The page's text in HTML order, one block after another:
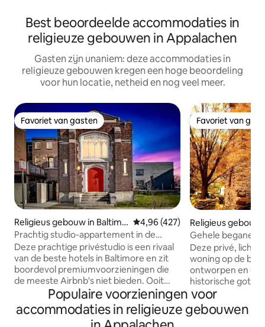
Best beoordeelde accommodaties in
religieuze gebouwen in Appalachen
Gasten zijn unaniem: deze accommodaties in
religieuze gebouwen kregen een hoge beoordeling
voor hun locatie, netheid en nog veel meer.
Favoriet van gasten
Favoriet van gasten
Religieus gebouw in Baltimo
re
Gemiddelde beoordeling van
4,96 (427)
Prachtig studio-appartement in de
historische kapel met
parkeergelegenheid
Deze prachtige privéstudio is een rivaal
van de beste hotels in Baltimore en zit
boordevol premiumvoorzieningen die
de meeste Airbnb's niet bieden. Ooit
een mysterieuze kerk die voor sloop
bestemd was, is het nu een volledig
gerenoveerd modern juweel uit het
Favoriet van
Favoriet van
Religieus gebouw
Gehele begane
gotische stenen
Deze privé,
woning op de
ontworpen en
historische
1900. Gelegen
het centrum van
het is een
Populaire voorzieningen voor
accommodaties in religieuze gebouwen